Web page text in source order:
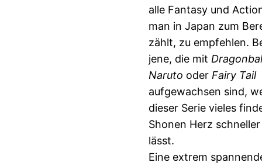
alle Fantasy und
man in Japan zum
zählt, zu empfehlen.
jene, die mit
Naruto oder Fairy Tail
aufgewachsen sind,
dieser Serie vieles
Shonen Herz
lässt.
Eine extrem